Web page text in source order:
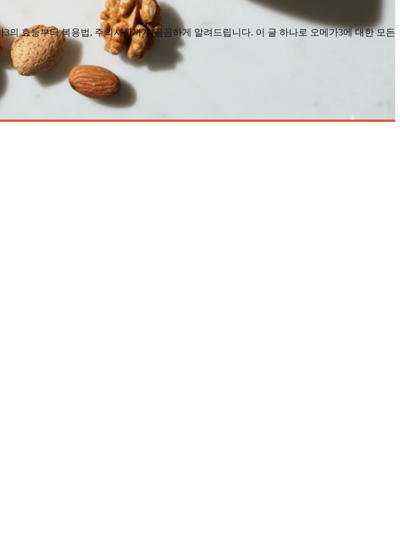
효능부터 복용법, 주의사항까지 꼼꼼하게 알려드립니다. 이 글 하나로 오메가3에 대한 모든